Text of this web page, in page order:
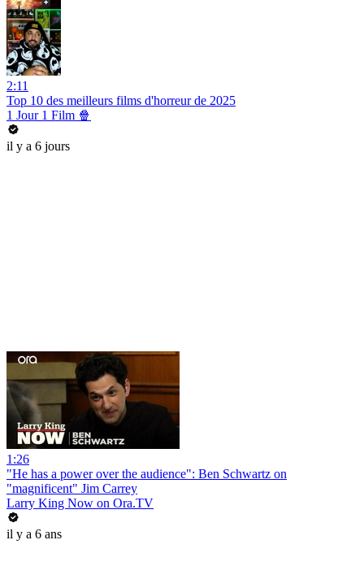
2:11
Top 10 des meilleurs films d'horreur de 2025
1 Jour 1 Film 🍿
il y a 6 jours
1:26
"He has a power over the audience": Ben Schwartz on
"magnificent" Jim Carrey
Larry King Now on Ora.TV
il y a 6 ans